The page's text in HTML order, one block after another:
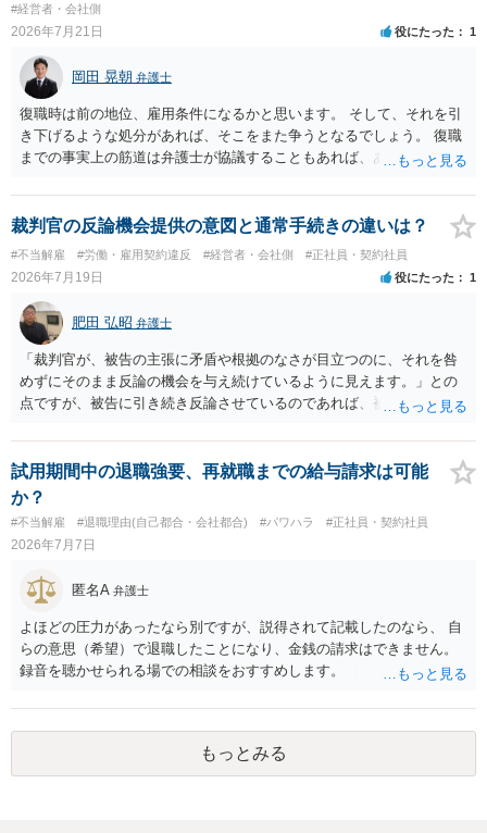
#経営者・会社側
2026年7月21日 役にたった 1
岡田 晃朝 弁護士
復職時は前の地位、雇用条件になるかと思います。 そして、それを引
き下げるような処分があれば、そこをまた争うとなるでしょう。 復職
までの事実上の筋道は弁護士が協議することもあれば、あなたがご自
ょうから、別途費用が発生することもありますが、出勤日時の設定く
らいならサービスでしてくれるかもしれません。
裁判官の反論機会提供の意図と通常手続きの違いは？
#不当解雇 #労働・雇用契約違反 #経営者・会社側 #正社員・契約社員
2026年7月19日 役にたった 1
肥田 弘昭 弁護士
「裁判官が、被告の主張に矛盾や根拠のなさが目立つのに、それを咎
めずにそのまま反論の機会を与え続けているように見えます。」との
点ですが、被告に引き続き反論させているのであれば、被告の主張が
くしている場合があります。被告がこれ以上ありませんと言えば終わ
るかと思います。ご参考にしてください。
試用期間中の退職強要、再就職までの給与請求は可能
か？
#不当解雇 #退職理由(自己都合・会社都合) #パワハラ #正社員・契約社員
2026年7月7日
匿名A 弁護士
よほどの圧力があったなら別ですが、説得されて記載したのなら、 自
らの意思（希望）で退職したことになり、金銭の請求はできません。
録音を聴かせられる場での相談をおすすめします。
もっとみる